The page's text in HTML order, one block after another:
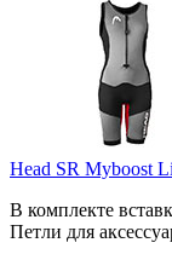
Head SR Myboost
В комплекте
Петли для